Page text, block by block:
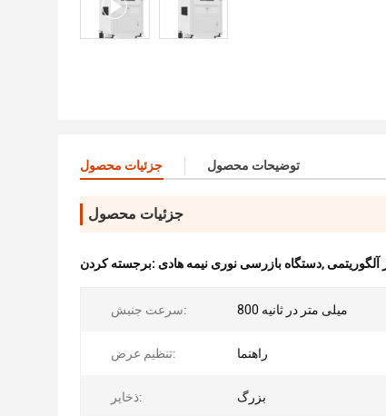
جزئیات محصول توضیحات محصول
جزئیات محصول
برجسته کردن: دستگاه بازرسی نوری نیمه هادی,
سرعت جنبش: 800 میلی متر در ثانیه
تنظیم عرض: راهنما
ذخایر: بزرگ